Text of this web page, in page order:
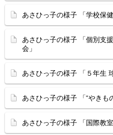
あさひっ子の様子 「学校保健
あさひっ子の様子 「個別支
会」
あさひっ子の様子 「５年生
あさひっ子の様子 「“やきも
あさひっ子の様子 「国際教室